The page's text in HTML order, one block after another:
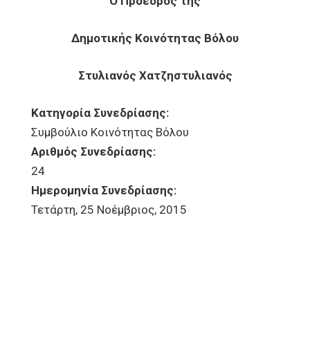
Δημοτικής Κοινότητας Βόλου
Στυλιανός Χατζηστυλιανός
Κατηγορία Συνεδρίασης:
Συμβούλιο Κοινότητας Βόλου
Αριθμός Συνεδρίασης:
24
Ημερομηνία Συνεδρίασης:
Τετάρτη, 25 Νοέμβριος, 2015